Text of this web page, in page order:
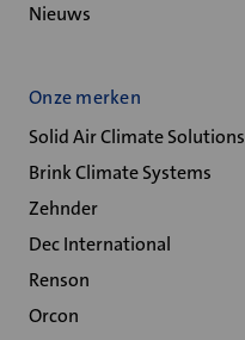
Nieuws
Onze merken
Solid Air Climate Solutions
Brink Climate Systems
Zehnder
Dec International
Renson
Orcon